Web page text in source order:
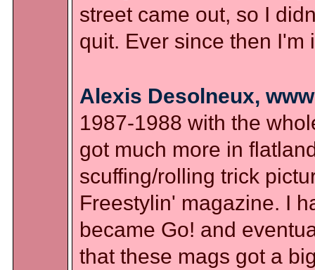
street came out, so I
quit. Ever since then I'm
Alexis Desolneux,
1987-1988 with the
got much more in
scuffing/rolling trick
Freestylin' magazine. I
became Go! and
that these mags got a